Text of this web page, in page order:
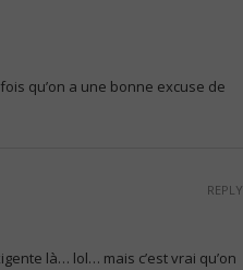
qu’on a une bonne excuse de
là… lol… mais c’est vrai qu’on
REPLY